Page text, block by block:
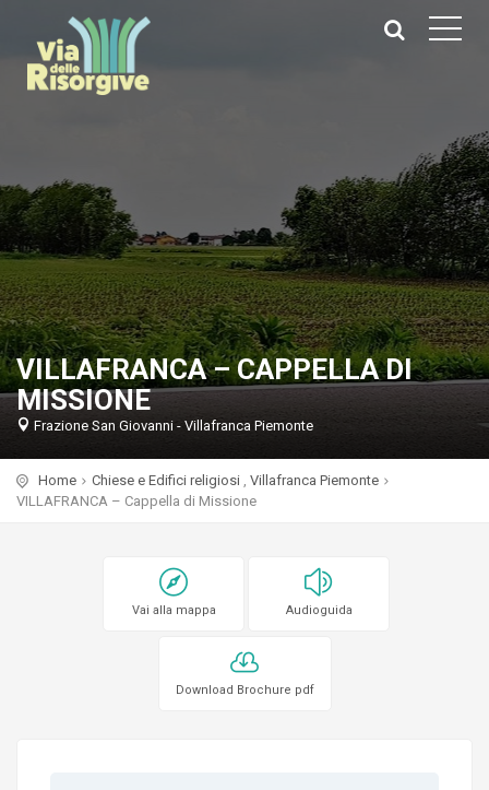
VILLAFRANCA – CAPPELLA DI
MISSIONE
Frazione San Giovanni - Villafranca Piemonte
Home Chiese e Edifici religiosi , Villafranca Piemonte
VILLAFRANCA – Cappella di Missione
Vai alla mappa Audioguida
Download Brochure pdf